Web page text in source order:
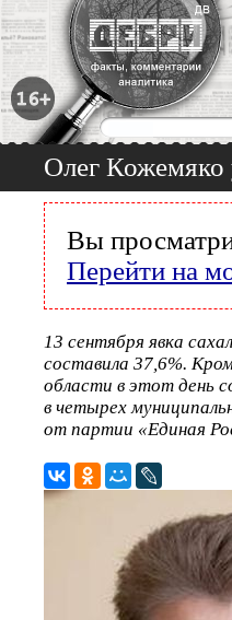
Олег Кожемяко
Вы
Перейти на
13 сентября явка
составила 37,6%.
области в этот день
в четырех
от партии «Единая